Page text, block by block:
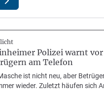
Polizei warnt vor
am Telefon
ist nicht neu, aber
wieder. Zuletzt häufen sich